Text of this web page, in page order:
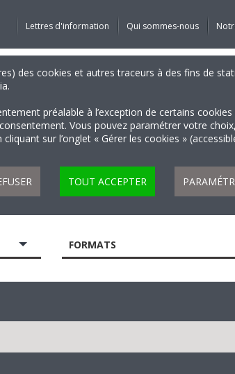
Lettres d'information Qui sommes-nous
des cookies et autres traceurs à des fins de
préalable à l’exception de certains
Vous pouvez paramétrer votre
sur l’onglet « Gérer les cookies »
TOUT ACCEPTER
FORMATS